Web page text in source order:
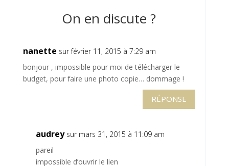
On en discute ?
nanette sur février 11, 2015 à 7:29 am
bonjour , impossible pour moi de télécharger le
budget, pour faire une photo copie… dommage !
RÉPONSE
audrey sur mars 31, 2015 à 11:09 am
pareil
impossible d’ouvrir le lien